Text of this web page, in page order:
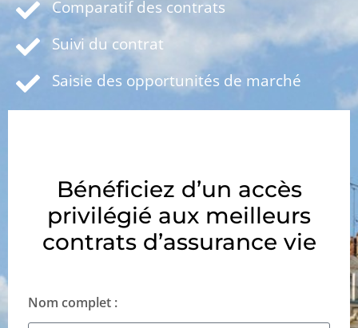
Comparatif des contrats
Suivi du contrat
Saisie des opportunités de marché
Bénéficiez d’un accès
privilégié aux meilleurs
contrats d’assurance vie
Nom complet :